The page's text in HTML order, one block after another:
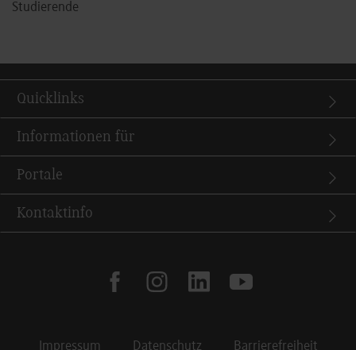
Studierende
Quicklinks
Informationen für
Portale
Kontaktinfo
facebookinstagramlinkedin youtube